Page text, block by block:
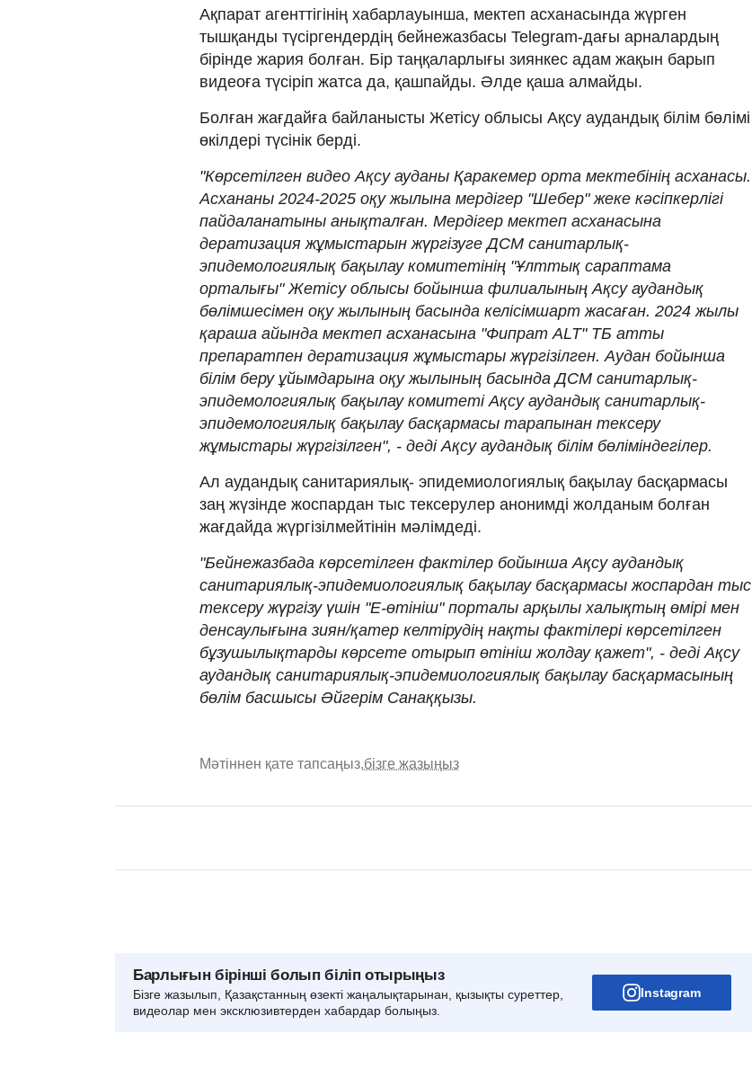
Ақпарат агенттігінің хабарлауынша, мектеп асханасында жүрген
тышқанды түсіргендердің бейнежазбасы Telegram-дағы арналардың
бірінде жария болған. Бір таңқаларлығы зиянкес адам жақын барып
видеоға түсіріп жатса да, қашпайды. Әлде қаша алмайды.
Болған жағдайға байланысты Жетісу облысы Ақсу аудандық білім бөлімі
өкілдері түсінік берді.
"Көрсетілген видео Ақсу ауданы Қаракемер орта мектебінің асханасы.
Асхананы 2024-2025 оқу жылына мердігер "Шебер" жеке кәсіпкерлігі
пайдаланатыны анықталған. Мердігер мектеп асханасына
дератизация жұмыстарын жүргізуге ДСМ санитарлық-
эпидемологиялық бақылау комитетінің "Ұлттық сараптама
орталығы" Жетісу облысы бойынша филиалының Ақсу аудандық
бөлімшесімен оқу жылының басында келісімшарт жасаған. 2024 жылы
қараша айында мектеп асханасына "Фипрат ALT" ТБ атты
препаратпен дератизация жұмыстары жүргізілген. Аудан бойынша
білім беру ұйымдарына оқу жылының басында ДСМ санитарлық-
эпидемологиялық бақылау комитеті Ақсу аудандық санитарлық-
эпидемологиялық бақылау басқармасы тарапынан тексеру
жұмыстары жүргізілген", - деді Ақсу аудандық білім бөліміндегілер.
Ал аудандық санитариялық- эпидемиологиялық бақылау басқармасы
заң жүзінде жоспардан тыс тексерулер анонимді жолданым болған
жағдайда жүргізілмейтінін мәлімдеді.
"Бейнежазбада көрсетілген фактілер бойынша Ақсу аудандық
санитариялық-эпидемиологиялық бақылау басқармасы жоспардан тыс
тексеру жүргізу үшін "Е-өтініш" порталы арқылы халықтың өмірі мен
денсаулығына зиян/қатер келтірудің нақты фактілері көрсетілген
бұзушылықтарды көрсете отырып өтініш жолдау қажет", - деді Ақсу
аудандық санитариялық-эпидемиологиялық бақылау басқармасының
бөлім басшысы Әйгерім Санаққызы.
Мәтіннен қате тапсаңыз,бізге жазыңыз
Барлығын бірінші болып біліп отырыңыз
Бізге жазылып, Қазақстанның өзекті жаңалықтарынан, қызықты суреттер,
видеолар мен эксклюзивтерден хабардар болыңыз.
Instagram